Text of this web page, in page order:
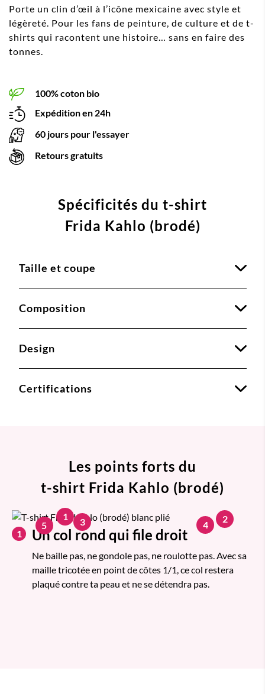
Porte un clin d’œil à l’icône mexicaine avec style et
légèreté. Pour les fans de peinture, de culture et de t-
shirts qui racontent une histoire… sans en faire des
tonnes.
100% coton bio
Expédition en 24h
60 jours pour l'essayer
Retours gratuits
Spécificités du t-shirt
Frida Kahlo (brodé)
Taille et coupe
Composition
Design
Certifications
Les points forts du
t-shirt Frida Kahlo (brodé)
1 Un col rond qui file droit
Ne baille pas, ne gondole pas, ne roulotte pas. Avec sa
maille tricotée en point de côtes 1/1, ce col restera
plaqué contre ta peau et ne se détendra pas.
1 2
3 4
5